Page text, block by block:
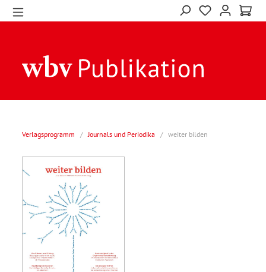
Verlagsprogramm / Journals und Periodika / weiter bilden